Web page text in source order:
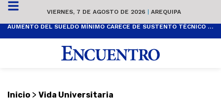
VIERNES, 7 DE AGOSTO DE 2026 | AREQUIPA
AUMENTO DEL SUELDO MÍNIMO CARECE DE SUSTENTO TÉCNICO Y ES POPULISTA
Inicio > Vida Universitaria